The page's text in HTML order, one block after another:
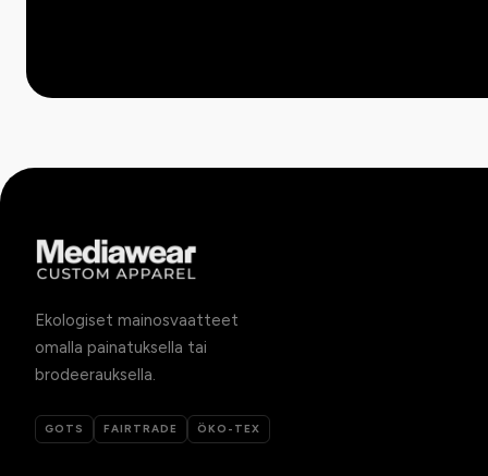
Ekologiset mainosvaatteet
omalla painatuksella tai
brodeerauksella.
GOTS FAIRTRADE ÖKO-TEX